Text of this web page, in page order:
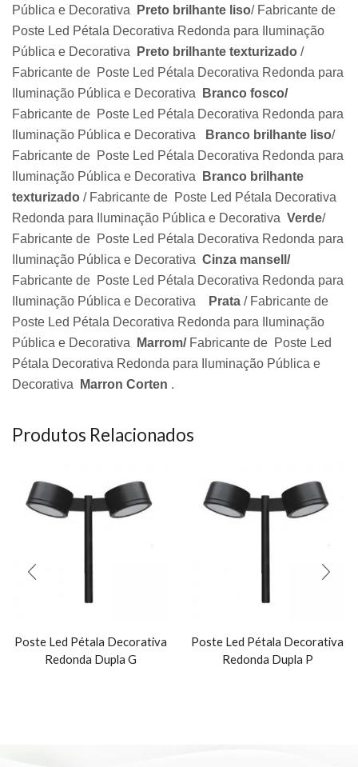
Pública e Decorativa Preto brilhante liso/ Fabricante de
Poste Led Pétala Decorativa Redonda para Iluminação
Pública e Decorativa Preto brilhante texturizado /
Fabricante de Poste Led Pétala Decorativa Redonda para
Iluminação Pública e Decorativa Branco fosco/
Fabricante de Poste Led Pétala Decorativa Redonda para
Iluminação Pública e Decorativa Branco brilhante liso/
Fabricante de Poste Led Pétala Decorativa Redonda para
Iluminação Pública e Decorativa Branco brilhante
texturizado / Fabricante de Poste Led Pétala Decorativa
Redonda para Iluminação Pública e Decorativa Verde/
Fabricante de Poste Led Pétala Decorativa Redonda para
Iluminação Pública e Decorativa Cinza mansell/
Fabricante de Poste Led Pétala Decorativa Redonda para
Iluminação Pública e Decorativa Prata / Fabricante de
Poste Led Pétala Decorativa Redonda para Iluminação
Pública e Decorativa Marrom/Fabricante de Poste Led
Pétala Decorativa Redonda para Iluminação Pública e
Decorativa Marron Corten .
Produtos Relacionados
Poste Led Pétala Decorativa
Redonda Dupla G
Poste Led Pétala Decorativa
Redonda Dupla P